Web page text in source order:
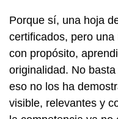
Porque sí, una hoja
certificados, pero
con propósito,
originalidad. No
eso no los ha
visible, relevantes y